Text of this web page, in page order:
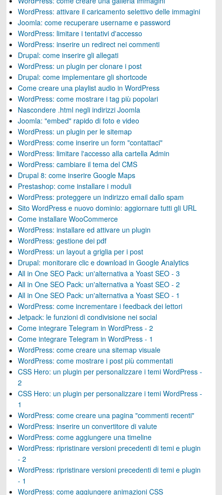
WordPress: attivare il caricamento selettivo delle immagini
Joomla: come recuperare username e password
WordPress: limitare i tentativi d'accesso
WordPress: inserire un redirect nei commenti
Drupal: come inserire gli allegati
WordPress: un plugin per clonare i post
Drupal: come implementare gli shortcode
Come creare una playlist audio in WordPress
WordPress: come mostrare i tag più popolari
Nascondere .html negli indirizzi Joomla
Joomla: "embed" rapido di foto e video
WordPress: un plugin per le sitemap
WordPress: come inserire un form "contattaci"
WordPress: limitare l'accesso alla cartella Admin
WordPress: cambiare il tema del CMS
Drupal 8: come inserire Google Maps
Prestashop: come installare i moduli
WordPress: proteggere un indirizzo email dallo spam
Sito WordPress e nuovo dominio: aggiornare tutti gli URL
Come installare WooCommerce
WordPress: installare ed attivare un plugin
WordPress: gestione dei pdf
WordPress: un layout a griglia per i post
Drupal: monitorare clic e download in Google Analytics
All in One SEO Pack: un'alternativa a Yoast SEO - 3
All in One SEO Pack: un'alternativa a Yoast SEO - 2
All in One SEO Pack: un'alternativa a Yoast SEO - 1
WordPress: come incrementare i feedback dei lettori
Jetpack: le funzioni di condivisione nei social
Come integrare Telegram in WordPress - 2
Come integrare Telegram in WordPress - 1
WordPress: come creare una sitemap visuale
WordPress: come mostrare i post più commentati
CSS Hero: un plugin per personalizzare i temi WordPress -
2
CSS Hero: un plugin per personalizzare i temi WordPress -
1
WordPress: come creare una pagina "commenti recenti"
WordPress: inserire un convertitore di valute
WordPress: come aggiungere una timeline
WordPress: ripristinare versioni precedenti di temi e plugin
- 2
WordPress: ripristinare versioni precedenti di temi e plugin
- 1
WordPress: come aggiungere animazioni CSS